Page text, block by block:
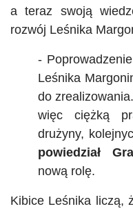
a teraz swoją
rozwój Leśnika
-
Leśnika
do
więc ciężką
drużyny,
powiedział
nową rolę.
Kibice Leśnika liczą,